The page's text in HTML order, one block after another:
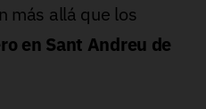
más allá que los
en Sant Andreu de